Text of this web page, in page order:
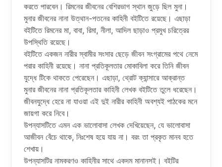
করতে পারবেন। রিমনের জীবনের বেশিরভাগ স্থান জুড়ে ছিল মুনা।
মুনার জীবনের নানা উত্থান-পতনের কাহিনী বইটিতে রয়েছে। এছাড়া
বইটিতে রিমনের মা, বাবা, রিমা, নীলা, আদিল ছাড়াও প্রমুখ চরিত্রের
উপস্থিতি রয়েছে।
বইটিতে একজন নারীর স্বামীর সংসার ছেড়ে জীবন সংগ্রামের পথে নেমে
পরার কাহিনী রয়েছে। নানা প্রতিকূলতার মোকাবিলা করে তিনি জীবন
যুদ্ধে টিকে থাকতে পেরেছেন। এছাড়া, থ্রোট ক্যান্সারে আক্রান্ত
মুনার জীবনের নানা প্রতিকূলতার কাহিনী লেখক বইটিতে তুলে ধরেছেন।
জীবনযুদ্ধে হেরে না যাওয়া এই দুই নারীর কাহিনী অবশ্যই পাঠকের মনে
জায়গা করে নিবে।
উপন্যাসটিতে এমন এক ভালোবাসা লেখক দেখিয়েছেন, যে ভালোবাসা
আজীবন বেঁচে থাকে, নিঃশেষ হয়ে যায় না। বরং তা প্রকৃত মানব হতে
শেখায়।
উপন্যাসটির নামকরণও কাহিনীর সাথে একদম মানানসই। বইটির